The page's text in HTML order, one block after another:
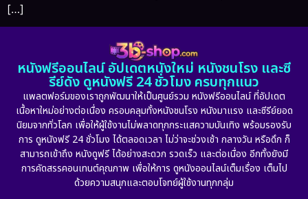
[…]
หนังฟรีออนไลน์ อัปเดตหนังใหม่ หนังชนโรง และซี
รีย์ดัง ดูหนังฟรี 24 ชั่วโมง ครบทุกแนว
แพลตฟอร์มของเราถูกพัฒนาให้เป็นศูนย์รวม หนังฟรีออนไลน์ ที่อัปเดต
เนื้อหาใหม่อย่างต่อเนื่อง ครอบคลุมทั้งหนังชนโรง หนังมาแรง และซีรีย์ยอด
นิยมจากทั่วโลก เพื่อให้ผู้ใช้งานไม่พลาดทุกกระแสความบันเทิง พร้อมรองรับ
การ ดูหนังฟรี 24 ชั่วโมง ได้ตลอดเวลา ไม่ว่าจะช่วงเช้า กลางวัน หรือดึก ก็
สามารถเข้าถึง หนังดูฟรี ได้อย่างสะดวก รวดเร็ว และต่อเนื่อง อีกทั้งยังมี
การคัดสรรคอนเทนต์คุณภาพ เพื่อให้การ ดูหนังออนไลน์เต็มเรื่อง เต็มไป
ด้วยความสนุกและตอบโจทย์ผู้ใช้งานทุกกลุ่ม